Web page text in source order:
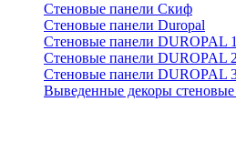
Стеновые панели Скиф
Стеновые панели Duropal
Стеновые панели DUROPAL
Стеновые панели DUROPAL
Стеновые панели DUROPAL
Выведенные декоры